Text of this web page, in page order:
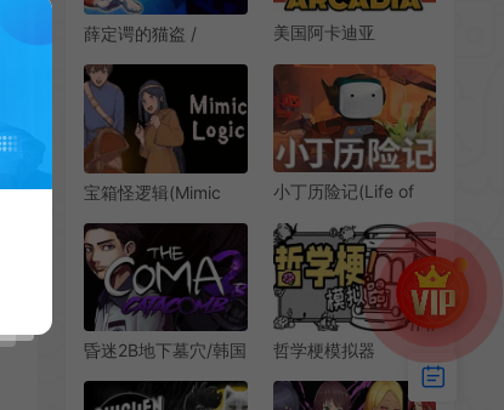
薛定谔的猫盗 /
Burglar 解谜冒险游
戏
美国阿卡迪亚
简中|PC|AVG|复古未
来主义解谜游戏
宝箱怪逻辑(Mimic
Rogue-like游戏|下载
小丁历险记(Life of
解谜游戏|下载
昏迷2B地下墓穴/韩国
Coma 2B Catacomb
哲学梗模拟器
Experiment